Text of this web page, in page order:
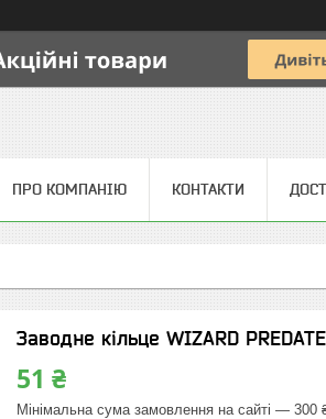
ПРО КОМПАНІЮ КОНТАКТИ
Заводне кільце WIZARD
51 ₴
Мінімальна сума замовлення на сайті — 300